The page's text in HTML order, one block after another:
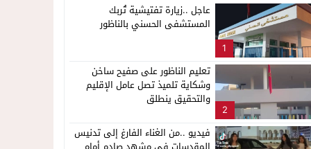
1
عاجل ..زيارة تفتيشية تُربك
المستشفى الحسني بالناظور
2
تعليم الناظور على صفيح ساخن
وشكاية تلميذ تصل عامل الإقليم
والتحقيق ينطلق
فيديو ..من الغناء الفارغ إلى تدنيس